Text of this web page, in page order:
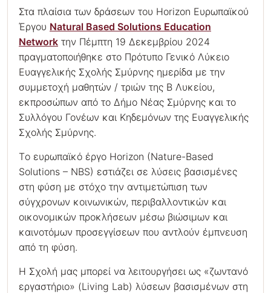
Στα πλαίσια των δράσεων του Horizon Ευρωπαϊκού
Έργου Natural Based Solutions Education
Network την Πέμπτη 19 Δεκεμβρίου 2024
πραγματοποιήθηκε στο Πρότυπο Γενικό Λύκειο
Ευαγγελικής Σχολής Σμύρνης ημερίδα με την
συμμετοχή μαθητών / τριών της Β Λυκείου,
εκπροσώπων από το Δήμο Νέας Σμύρνης και το
Συλλόγου Γονέων και Κηδεμόνων της Ευαγγελικής
Σχολής Σμύρνης.
Τo ευρωπαϊκό έργο Horizon (Nature-Based
Solutions – NBS) εστιάζει σε λύσεις βασισμένες
στη φύση με στόχο την αντιμετώπιση των
σύγχρονων κοινωνικών, περιβαλλοντικών και
οικονομικών προκλήσεων μέσω βιώσιμων και
καινοτόμων προσεγγίσεων που αντλούν έμπνευση
από τη φύση.
Η Σχολή μας μπορεί να λειτουργήσει ως «ζωντανό
εργαστήριο» (Living Lab) λύσεων βασισμένων στη